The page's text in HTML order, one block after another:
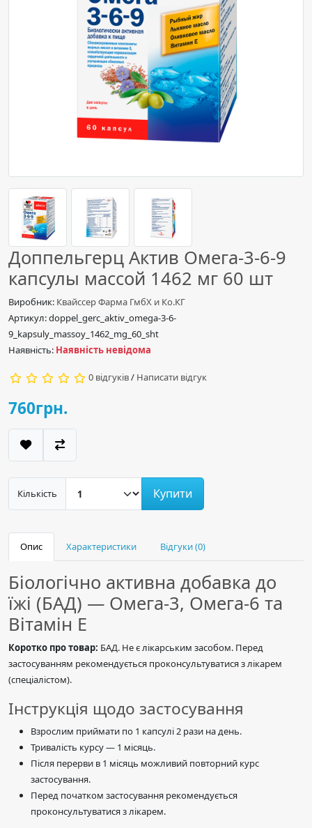
Доппельгерц Актив Омега-3-6-9
капсулы массой 1462 мг 60 шт
Виробник: Квайссер Фарма ГмбХ и Ко.КГ
Артикул: doppel_gerc_aktiv_omega-3-6-
9_kapsuly_massoy_1462_mg_60_sht
Наявність: Наявність невідома
0 відгуків/ Написати відгук
760грн.
Кількість Купити
Опис Характеристики Відгуки (0)
Біологічно активна добавка до
їжі (БАД) — Омега-3, Омега-6 та
Вітамін Е
Коротко про товар: БАД. Не є лікарським засобом. Перед
застосуванням рекомендується проконсультуватися з лікарем
(спеціалістом).
Інструкція щодо застосування
Взрослим приймати по 1 капсулі 2 рази на день.
Тривалість курсу — 1 місяць.
Після перерви в 1 місяць можливий повторний курс
застосування.
Перед початком застосування рекомендується
проконсультуватися з лікарем.